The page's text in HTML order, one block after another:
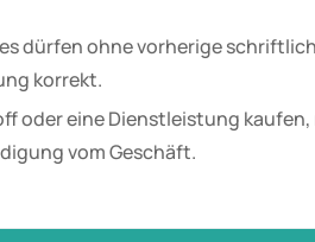
dürfen ohne vorherige
korrekt.
oder eine Dienstleistung
vom Geschäft.